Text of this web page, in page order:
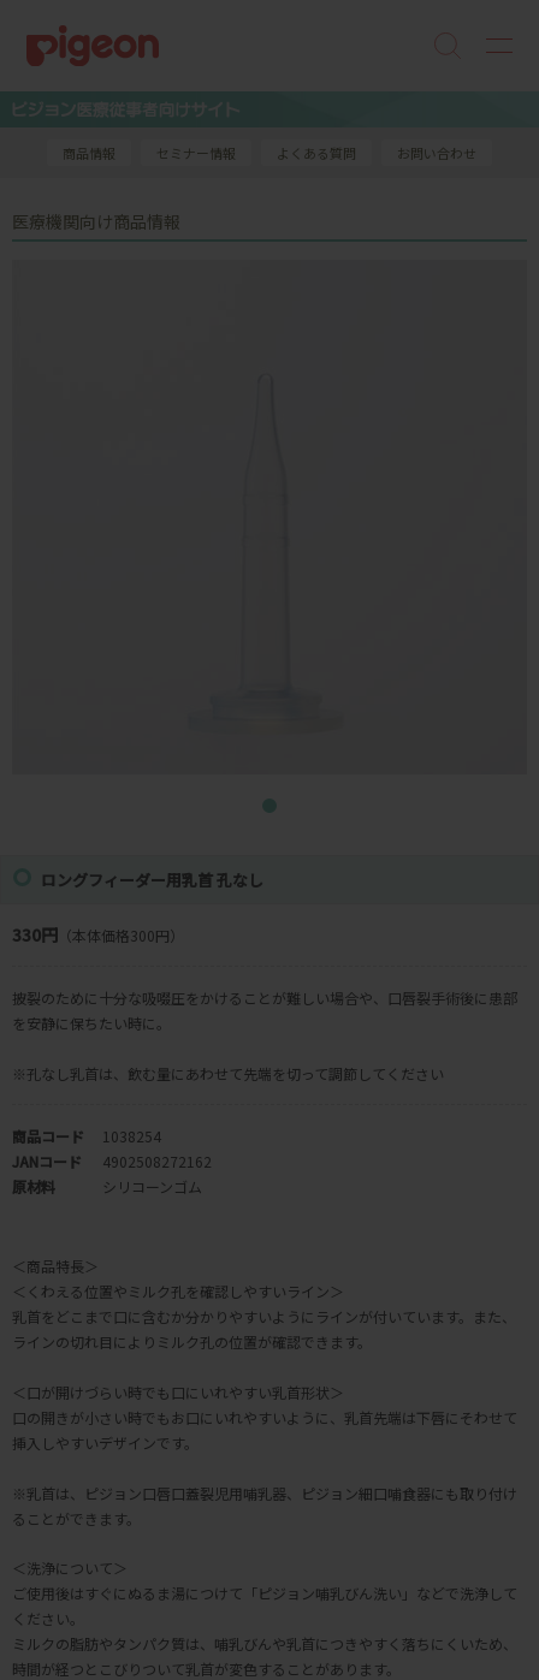
商品情報 セミナー情報 よくある質問 お問い合わせ
医療機関向け商品情報
ロングフィーダー用乳首 孔なし
330円 （本体価格300円）
披裂のために十分な吸啜圧をかけることが難しい場合や、口唇裂手術後に患部
を安静に保ちたい時に。
※孔なし乳首は、飲む量にあわせて先端を切って調節してください
商品コード
1038254
JANコード
4902508272162
原材料
シリコーンゴム
＜商品特長＞
＜くわえる位置やミルク孔を確認しやすいライン＞
乳首をどこまで口に含むか分かりやすいようにラインが付いています。また、
ラインの切れ目によりミルク孔の位置が確認できます。
＜口が開けづらい時でも口にいれやすい乳首形状＞
口の開きが小さい時でもお口にいれやすいように、乳首先端は下唇にそわせて
挿入しやすいデザインです。
※乳首は、ピジョン口唇口蓋裂児用哺乳器、ピジョン細口哺食器にも取り付け
ることができます。
＜洗浄について＞
ご使用後はすぐにぬるま湯につけて「ピジョン哺乳びん洗い」などで洗浄して
ください。
ミルクの脂肪やタンパク質は、哺乳びんや乳首につきやすく落ちにくいため、
時間が経つとこびりついて乳首が変色することがあります。